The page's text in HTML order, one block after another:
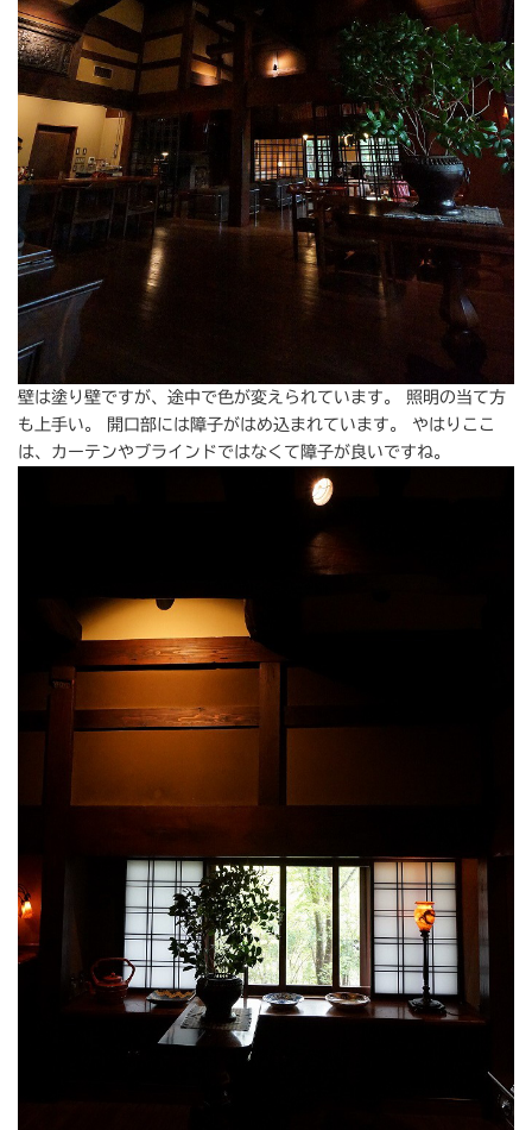
壁は塗り壁ですが、途中で色が変えられています。 照明の当て方
も上手い。 開口部には障子がはめ込まれています。 やはりここ
は、カーテンやブラインドではなくて障子が良いですね。